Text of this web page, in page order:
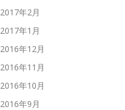
2017年2月
2017年1月
2016年12月
2016年11月
2016年10月
2016年9月